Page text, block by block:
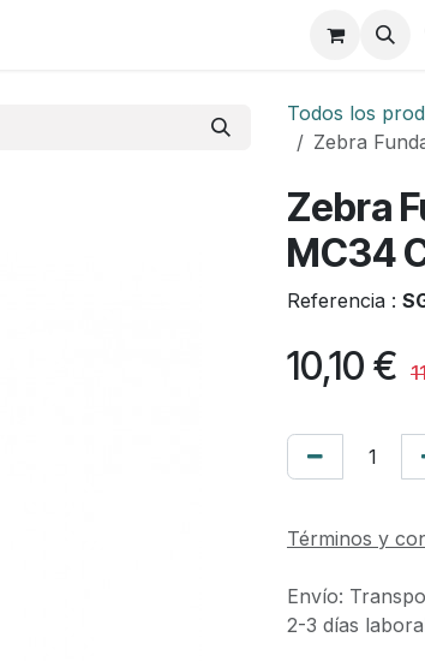
Todos los
Zebra
Zebra
MC34
Referencia :
10,10 €
Términos y
Envío:
2-3 días